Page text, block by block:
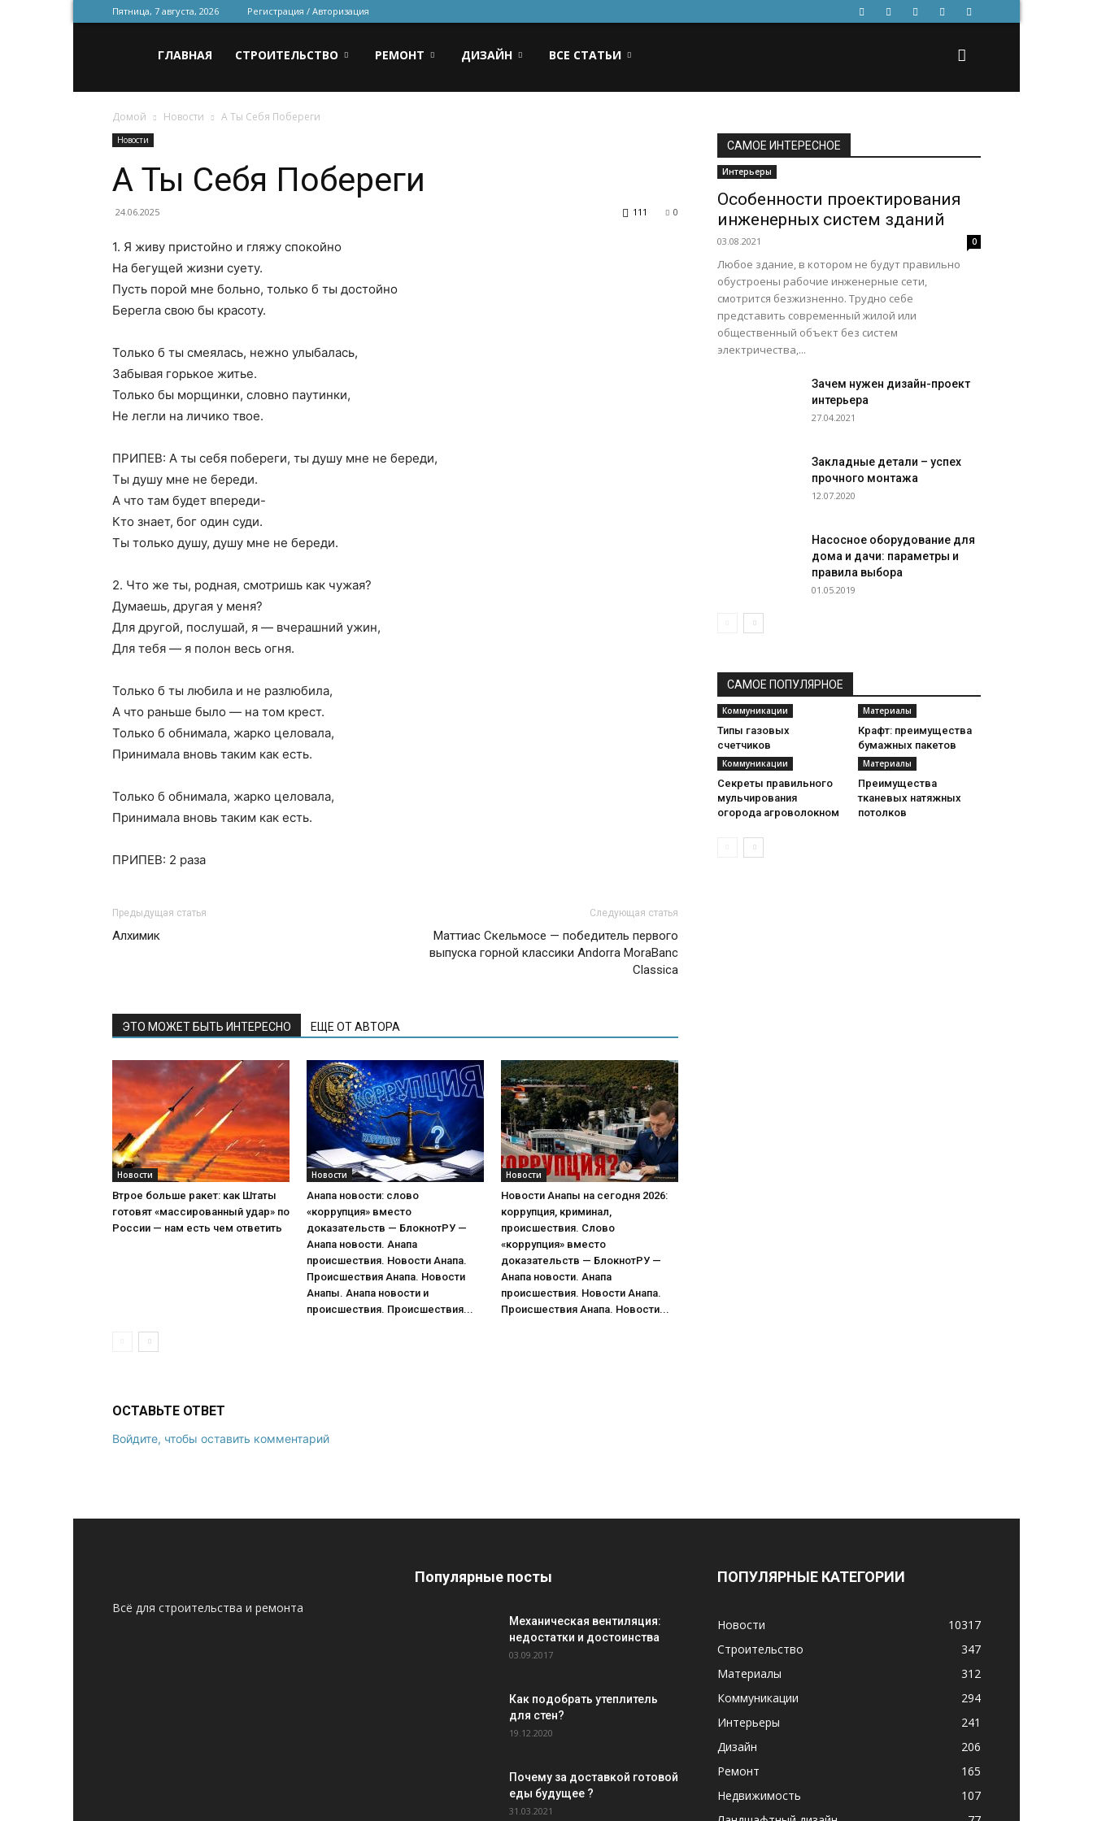
Пятница, 7 августа, 2026 Регистрация / Авторизация
для
строительства
и
ремонта
ГЛАВНАЯ СТРОИТЕЛЬСТВО РЕМОНТ ДИЗАЙН ВСЕ СТАТЬИ
Домой Новости А Ты Себя Побереги
Новости
А Ты Себя Побереги
24.06.2025 0
111
1. Я живу пристойно и гляжу спокойно
На бегущей жизни суету.
Пусть порой мне больно, только б ты достойно
Берегла свою бы красоту.
Только б ты смеялась, нежно улыбалась,
Забывая горькое житье.
Только бы морщинки, словно паутинки,
Не легли на личико твое.
ПРИПЕВ: А ты себя побереги, ты душу мне не береди,
Ты душу мне не береди.
А что там будет впереди-
Кто знает, бог один суди.
Ты только душу, душу мне не береди.
2. Что же ты, родная, смотришь как чужая?
Думаешь, другая у меня?
Для другой, послушай, я — вчерашний ужин,
Для тебя — я полон весь огня.
Только б ты любила и не разлюбила,
А что раньше было — на том крест.
Только б обнимала, жарко целовала,
Принимала вновь таким как есть.
Только б обнимала, жарко целовала,
Принимала вновь таким как есть.
ПРИПЕВ: 2 раза
Предыдущая статья
Алхимик
Следующая статья
Маттиас Скельмосе — победитель первого
выпуска горной классики Andorra MoraBanc
Classica
ЭТО МОЖЕТ БЫТЬ ИНТЕРЕСНО ЕЩЕ ОТ АВТОРА
Новости
Втрое больше ракет: как Штаты
готовят «массированный удар» по
России — нам есть чем ответить
Новости
Анапа новости: слово
«коррупция» вместо
доказательств — БлокнотРУ —
Анапа новости. Анапа
происшествия. Новости Анапа.
Происшествия Анапа. Новости
Анапы. Анапа новости и
происшествия. Происшествия...
Новости
Новости Анапы на сегодня 2026:
коррупция, криминал,
происшествия. Слово
«коррупция» вместо
доказательств — БлокнотРУ —
Анапа новости. Анапа
происшествия. Новости Анапа.
Происшествия Анапа. Новости...
ОСТАВЬТЕ ОТВЕТ
Войдите, чтобы оставить комментарий
САМОЕ ИНТЕРЕСНОЕ
Интерьеры
Особенности проектирования
инженерных систем зданий
03.08.2021 0
Любое здание, в котором не будут правильно
обустроены рабочие инженерные сети,
смотрится безжизненно. Трудно себе
представить современный жилой или
общественный объект без систем
электричества,...
Зачем нужен дизайн-проект
интерьера
27.04.2021
Закладные детали – успех
прочного монтажа
12.07.2020
Насосное оборудование для
дома и дачи: параметры и
правила выбора
01.05.2019
САМОЕ ПОПУЛЯРНОЕ
Коммуникации
Типы газовых
счетчиков
Материалы
Крафт: преимущества
бумажных пакетов
Коммуникации
Секреты правильного
мульчирования
огорода агроволокном
Материалы
Преимущества
тканевых натяжных
потолков
Всё для строительства и ремонта
Популярные посты
Механическая вентиляция:
недостатки и достоинства
03.09.2017
Как подобрать утеплитель
для стен?
19.12.2020
Почему за доставкой готовой
еды будущее ?
31.03.2021
ПОПУЛЯРНЫЕ КАТЕГОРИИ
Новости
10317
Строительство
347
Материалы
312
Коммуникации
294
Интерьеры
241
Дизайн
206
Ремонт
165
Недвижимость
107